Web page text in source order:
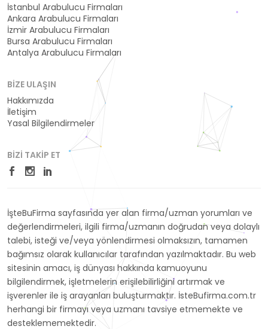
İstanbul Arabulucu Firmaları
Ankara Arabulucu Firmaları
İzmir Arabulucu Firmaları
Bursa Arabulucu Firmaları
Antalya Arabulucu Firmaları
BIZE ULAŞIN
Hakkımızda
İletişim
Yasal Bilgilendirmeler
BIZI TAKIP ET
İşteBuFirma sayfasında yer alan firma/uzman yorumları ve
değerlendirmeleri, ilgili firma/uzmanın doğrudan veya dolaylı
talebi, isteği ve/veya yönlendirmesi olmaksızın, tamamen
bağımsız olarak kullanıcılar tarafından yazılmaktadır. Bu web
sitesinin amacı, iş dünyası hakkında kamuoyunu
bilgilendirmek, işletmelerin erişilebilirliğini artırmak ve
işverenler ile iş arayanları buluşturmaktır. İsteBufirma.com.tr
herhangi bir firmayı veya uzmanı tavsiye etmemekte ve
desteklememektedir.